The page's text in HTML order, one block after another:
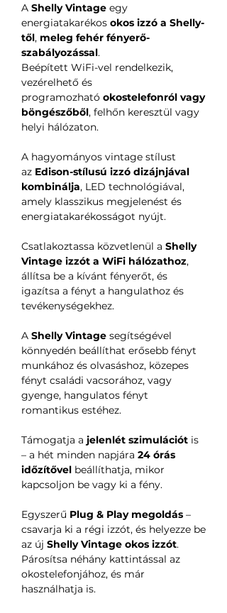
A Shelly Vintage egy
energiatakarékos okos izzó a Shelly-
től, meleg fehér fényerő-
szabályozással.
Beépített WiFi-vel rendelkezik,
vezérelhető és
programozható okostelefonról vagy
böngészőből, felhőn keresztül vagy
helyi hálózaton.
A hagyományos vintage stílust
az Edison-stílusú izzó dizájnjával
kombinálja, LED technológiával,
amely klasszikus megjelenést és
energiatakarékosságot nyújt.
Csatlakoztassa közvetlenül a Shelly
Vintage izzót a WiFi hálózathoz,
állítsa be a kívánt fényerőt, és
igazítsa a fényt a hangulathoz és
tevékenységekhez.
A Shelly Vintage segítségével
könnyedén beállíthat erősebb fényt
munkához és olvasáshoz, közepes
fényt családi vacsorához, vagy
gyenge, hangulatos fényt
romantikus estéhez.
Támogatja a jelenlét szimulációt is
– a hét minden napjára 24 órás
időzítővel beállíthatja, mikor
kapcsoljon be vagy ki a fény.
Egyszerű Plug & Play megoldás –
csavarja ki a régi izzót, és helyezze be
az új Shelly Vintage okos izzót.
Párosítsa néhány kattintással az
okostelefonjához, és már
használhatja is.